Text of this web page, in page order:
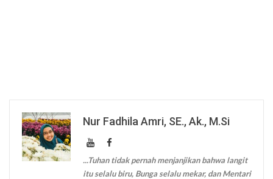
Nur Fadhila Amri, SE., Ak., M.Si
...Tuhan tidak pernah menjanjikan bahwa langit
itu selalu biru, Bunga selalu mekar, dan Mentari